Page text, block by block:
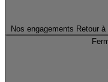
Nos engagements Retour